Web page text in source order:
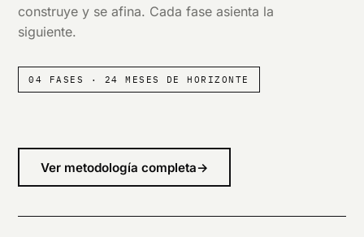
construye y se afina. Cada fase asienta la
siguiente.
04 FASES · 24 MESES DE HORIZONTE
Ver metodología completa→